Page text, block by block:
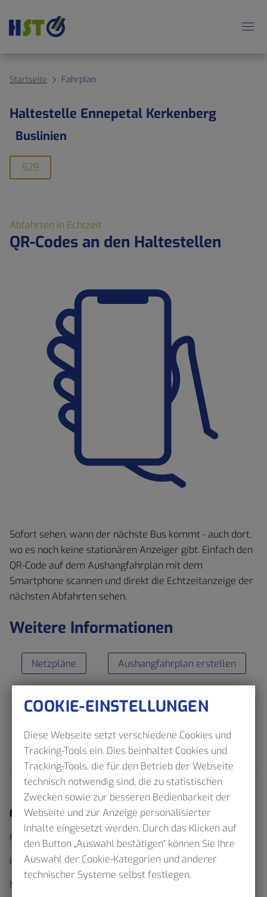
Startseite Fahrplan
Haltestelle Ennepetal Kerkenberg
Buslinien
529
Abfahrten in Echtzeit
QR-Codes an den Haltestellen
Sofort sehen, wann der nächste Bus kommt - auch dort,
wo es noch keine stationären Anzeiger gibt. Einfach den
QR-Code auf dem Aushangfahrplan mit dem
Smartphone scannen und direkt die Echtzeitanzeige der
nächsten Abfahrten sehen.
Weitere Informationen
Netzpläne Aushangfahrplan erstellen
Fahrplan
Fahrplanauskunft
Interaktiver Netzplan
Netzpläne als Download
COOKIE-EINSTELLUNGEN
Diese Webseite setzt verschiedene Cookies und
Tracking-Tools ein. Dies beinhaltet Cookies und
Tracking-Tools, die für den Betrieb der Webseite
technisch notwendig sind, die zu statistischen
Zwecken sowie zur besseren Bedienbarkeit der
Webseite und zur Anzeige personalisierter
Inhalte eingesetzt werden. Durch das Klicken auf
den Button „Auswahl bestätigen" können Sie Ihre
Auswahl der Cookie-Kategorien und anderer
technischer Systeme selbst festlegen.